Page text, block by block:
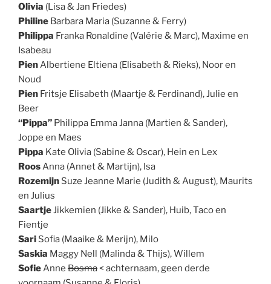
Olivia (Lisa & Jan Friedes)
Philine Barbara Maria (Suzanne & Ferry)
Philippa Franka Ronaldine (Valérie & Marc), Maxime en
Isabeau
Pien Albertiene Eltiena (Elisabeth & Rieks), Noor en
Noud
Pien Fritsje Elisabeth (Maartje & Ferdinand), Julie en
Beer
“Pippa” Philippa Emma Janna (Martien & Sander),
Joppe en Maes
Pippa Kate Olivia (Sabine & Oscar), Hein en Lex
Roos Anna (Annet & Martijn), Isa
Rozemijn Suze Jeanne Marie (Judith & August), Maurits
en Julius
Saartje Jikkemien (Jikke & Sander), Huib, Taco en
Fientje
Sari Sofia (Maaike & Merijn), Milo
Saskia Maggy Nell (Malinda & Thijs), Willem
Sofie Anne Bosma< achternaam, geen derde